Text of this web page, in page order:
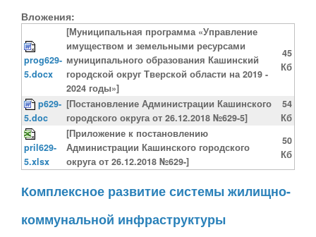
Вложения:
prog629-
5.docx
[Муниципальная программа «Управление
имуществом и земельными ресурсами
муниципального образования Кашинский
городской округ Тверской области на 2019 -
2024 годы»]
45
Кб
p629-
5.doc
[Постановление Администрации Кашинского
городского округа от 26.12.2018 №629-5]
54
Кб
pril629-
5.xlsx
[Приложение к постановлению
Администрации Кашинского городского
округа от 26.12.2018 №629-]
50
Кб
Комплексное развитие системы жилищно-
коммунальной инфраструктуры